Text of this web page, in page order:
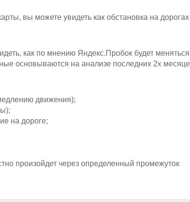
вы можете увидеть как обстановка на дорогах
как по мнению Яндекс.Пробок будет меняться
основываются на анализе последних 2х
движения);
на дороге;
произойдет через определенный промежуток